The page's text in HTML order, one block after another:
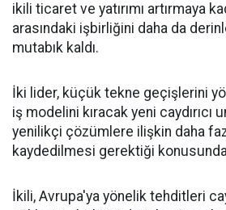
ikili ticaret ve yatırımı artırmaya
arasındaki işbirliğini daha da
mutabık kaldı.
İki lider, küçük tekne geçişlerini
iş modelini kıracak yeni caydırıcı
yenilikçi çözümlere ilişkin daha
kaydedilmesi gerektiği konusunda
İkili, Avrupa'ya yönelik tehditleri